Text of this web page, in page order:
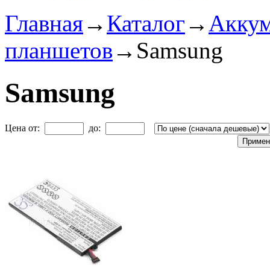
Главная→ Каталог →
планшетов → Samsung
Samsung
Цена от: до: